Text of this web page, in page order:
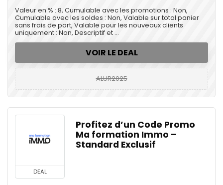
Valeur en % : 8, Cumulable avec les promotions : Non,
Cumulable avec les soldes : Non, Valable sur total panier
sans frais de port, Valable pour les nouveaux clients
uniquement : Non, Descriptif et ...
VOIR LE DEAL
ALUR2025
DEAL
Profitez d’un Code Promo
Ma formation Immo –
Standard Exclusif